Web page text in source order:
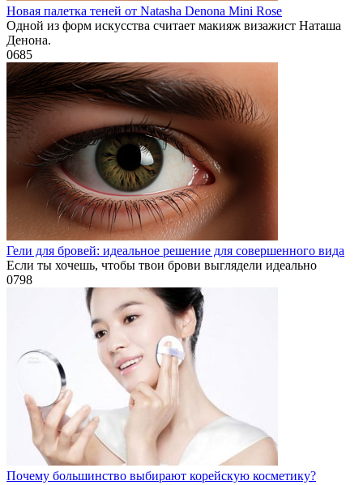
Новая палетка теней от Natasha Denona Mini Rose
Одной из форм искусства считает макияж визажист Наташа
Денона.
0685
Гели для бровей: идеальное решение для совершенного вида
Если ты хочешь, чтобы твои брови выглядели идеально
0798
Почему большинство выбирают корейскую косметику?